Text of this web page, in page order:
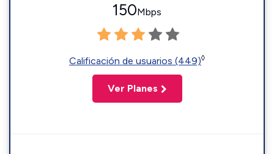
150Mbps
Calificación de usuarios (449)◊
Ver Planes